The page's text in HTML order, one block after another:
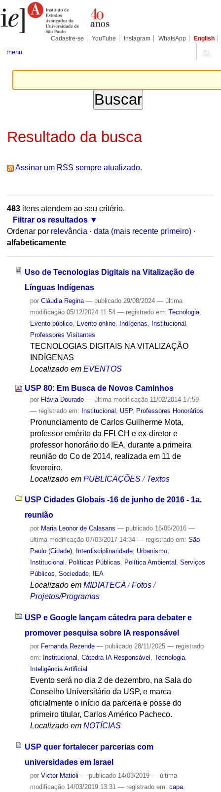
para
conteúdo.
Pessoais
Cadastre-se YouTube Instagram WhatsApp English
menu
Resultado da busca
Assinar um RSS sempre atualizado.
483itens atendem ao seu critério.
Filtrar os resultados
Ordenar por relevância · data (mais recente primeiro) ·
alfabeticamente
Uso de Tecnologias Digitais na Vitalização de
Línguas Indígenas
por Cláudia Regina — publicado29/08/2024 — última
modificação05/12/2024 11:54 — registrado em: Tecnologia,
Evento público, Evento online, Indígenas Institucional
Professores Visitantes
TECNOLOGIAS DIGITAIS NA VITALIZAÇÃO
INDÍGENAS
Localizado em EVENTOS
USP 80: Em Busca de Novos Caminhos
por Flávia Dourado — última modificação11/02/2014 17:59
— registrado em: Institucional USP, Professores Honorários
Pronunciamento de Carlos Guilherme Mota,
professor emérito da FFLCH e ex-diretor e
professor honorário do IEA, durante a primeira
reunião do Co de 2014, realizada em 11 de
fevereiro.
Localizado em PUBLICAÇÕES /Textos
USP Cidades Globais -16 de junho de 2016 - 1a.
reunião
por Maria Leonor de Calasans — publicado16/06/2016 —
última modificação07/03/2017 14:34 — registrado em: São
Paulo (Cidade), Interdisciplinaridade, Urbanismo,
Institucional , Políticas Públicas, Política Ambiental , Serviços
Públicos, Sociedade, IEA
Localizado em MIDIATECA /Fotos /
Projetos/Programas
USP e Google lançam cátedra para debater e
promover pesquisa sobre IA responsável
por Fernanda Rezende — publicado28/11/2025 — registrado
em: Institucional , Cátedra IA Responsável , Tecnologia,
Inteligência Artificial
Evento será no dia 2 de dezembro, na Sala do
Conselho Universitário da USP, e marca
oficialmente o início da parceria e posse do
primeiro titular, Carlos Américo Pacheco.
Localizado em NOTÍCIAS
USP quer fortalecer parcerias com
universidades em Israel
por Victor Matioli — publicado14/03/2019 — última
modificação14/03/2019 13:31 — registrado em: capa,